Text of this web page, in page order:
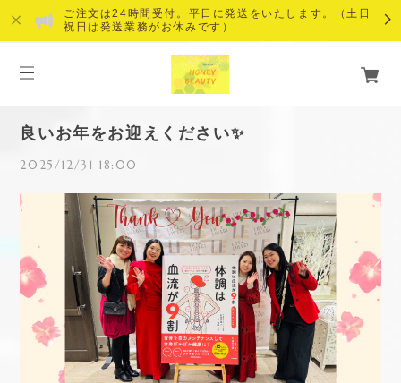
ご注文は24時間受付。平日に発送をいたします。（土日
祝日は発送業務がお休みです）
良いお年をお迎えください✨
2025/12/31 18:00